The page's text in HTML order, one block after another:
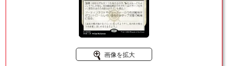
画像を拡大